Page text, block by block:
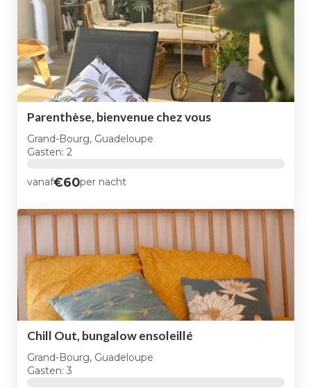
Parenthèse, bienvenue chez vous
Grand-Bourg, Guadeloupe
Gasten: 2
vanaf€60per nacht
Chill Out, bungalow ensoleillé
Grand-Bourg, Guadeloupe
Gasten: 3